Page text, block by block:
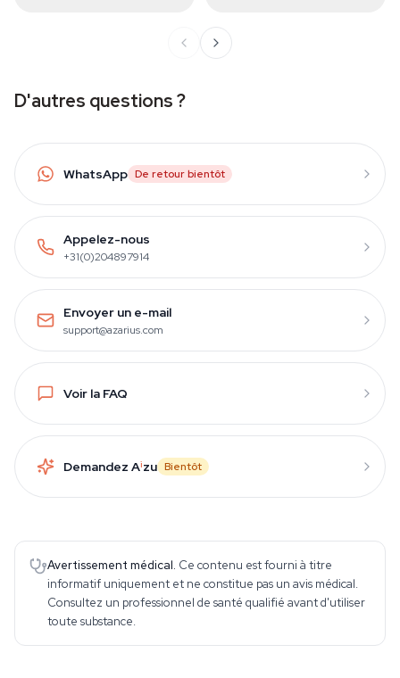
D'autres questions ?
WhatsApp De retour bientôt
Appelez-nous
+31(0)204897914
Envoyer un e-mail
support@azarius.com
Voir la FAQ
Demandez Aizu Bientôt
Avertissement médical. Ce contenu est fourni à titre
informatif uniquement et ne constitue pas un avis médical.
Consultez un professionnel de santé qualifié avant d'utiliser
toute substance.